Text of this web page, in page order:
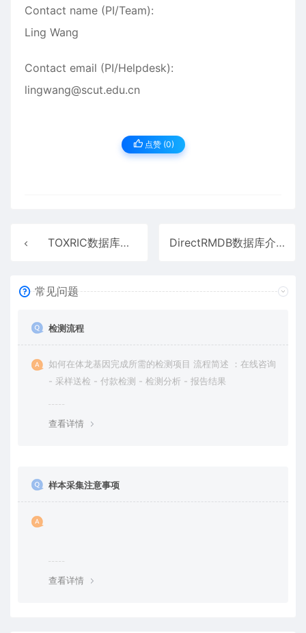
Contact name (PI/Team):
Ling Wang
Contact email (PI/Helpdesk):
lingwang@scut.edu.cn
点赞 (0)
TOXRIC数据库介绍 DirectRMDB数据库介绍
常见问题
检测流程
如何在体龙基因完成所需的检测项目 流程简述 ：在线咨询
- 采样送检 - 付款检测 - 检测分析 - 报告结果
查看详情
样本采集注意事项
查看详情